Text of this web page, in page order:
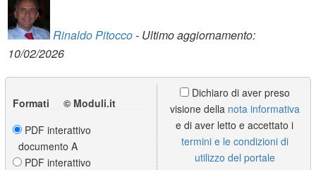
Rinaldo Pitocco- Ultimo aggiornamento:
10/02/2026
Formati © Moduli.it
PDF interattivo
documento A
PDF interattivo
Dichiaro di aver preso
visione della nota informativa
e di aver letto e accettato i
termini e le condizioni di
utilizzo del portale